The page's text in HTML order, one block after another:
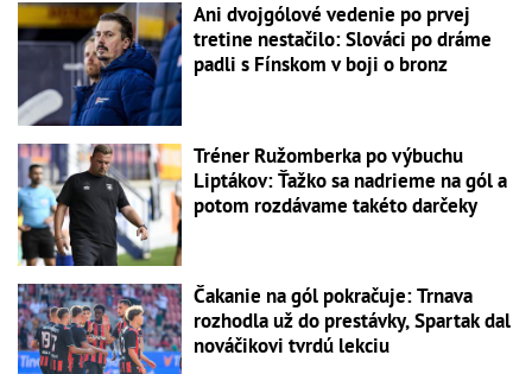
Ani dvojgólové vedenie po prvej
tretine nestačilo: Slováci po dráme
padli s Fínskom v boji o bronz
Tréner Ružomberka po výbuchu
Liptákov: Ťažko sa nadrieme na gól a
potom rozdávame takéto darčeky
Čakanie na gól pokračuje: Trnava
rozhodla už do prestávky, Spartak dal
nováčikovi tvrdú lekciu